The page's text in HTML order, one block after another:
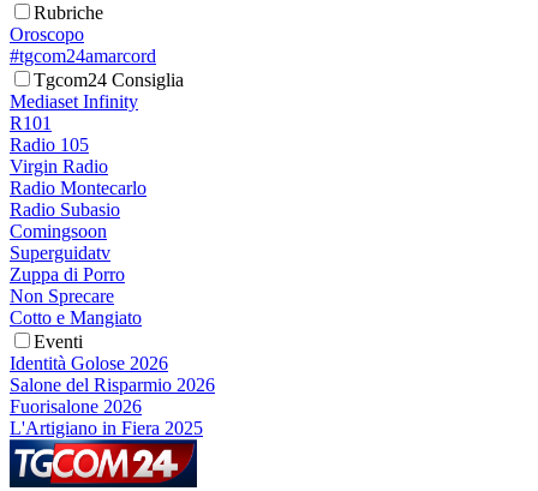
Rubriche
Oroscopo
#tgcom24amarcord
Tgcom24 Consiglia
Mediaset Infinity
R101
Radio 105
Virgin Radio
Radio Montecarlo
Radio Subasio
Comingsoon
Superguidatv
Zuppa di Porro
Non Sprecare
Cotto e Mangiato
Eventi
Identità Golose 2026
Salone del Risparmio 2026
Fuorisalone 2026
L'Artigiano in Fiera 2025